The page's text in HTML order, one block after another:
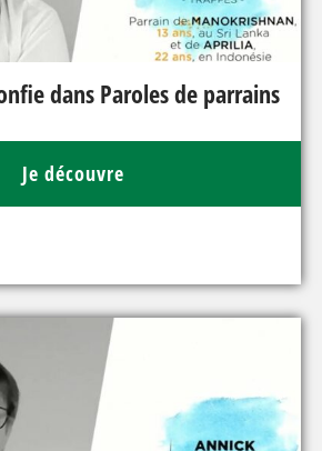
dans Paroles de parrains
Je découvre